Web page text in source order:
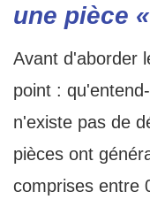
une pièce
Avant d'aborder
point :
n'existe pas de
pièces ont
comprises entre